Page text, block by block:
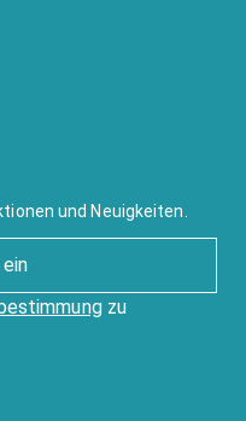
und Neuigkeiten.
zu